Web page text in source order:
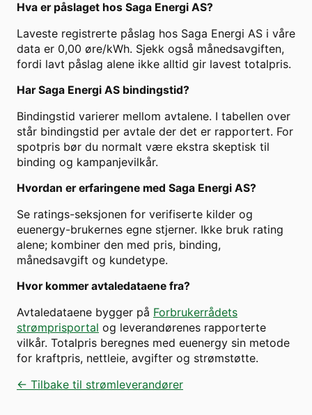
Hva er påslaget hos Saga Energi AS?
Laveste registrerte påslag hos Saga Energi AS i våre
data er 0,00 øre/kWh. Sjekk også månedsavgiften,
fordi lavt påslag alene ikke alltid gir lavest totalpris.
HarSaga Energi AS bindingstid?
Bindingstid varierer mellom avtalene. I tabellen over
står bindingstid per avtale der det er rapportert. For
spotpris bør du normalt være ekstra skeptisk til
binding og kampanjevilkår.
Hvordan er erfaringene med Saga Energi AS?
Se ratings-seksjonen for verifiserte kilder og
euenergy-brukernes egne stjerner. Ikke bruk rating
alene; kombiner den med pris, binding,
månedsavgift og kundetype.
Hvor kommer avtaledataene fra?
Avtaledataene bygger på Forbrukerrådets
strømprisportal og leverandørenes rapporterte
vilkår. Totalpris beregnes med euenergy sin metode
for kraftpris, nettleie, avgifter og strømstøtte.
← Tilbake til strømleverandører